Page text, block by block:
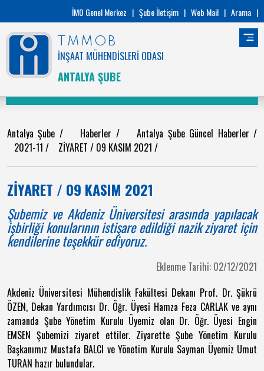
İMO Genel Merkez | Şube İletişim | Web Mail | Arama |
TMMOB
İNŞAAT MÜHENDİSLERİ ODASI
ANTALYA ŞUBE
Antalya Şube / Haberler /Antalya Şube Güncel Haberler/
2021-11 / ZİYARET / 09 KASIM 2021 /
ZİYARET / 09 KASIM 2021
Şubemiz ve Akdeniz Üniversitesi arasında yapılacak
işbirliği konularının istişare edildiği nazik ziyaret için
kendilerine teşekkür ediyoruz.
Eklenme Tarihi: 02/12/2021
Akdeniz Üniversitesi Mühendislik Fakültesi Dekanı Prof. Dr. Şükrü
ÖZEN, Dekan Yardımcısı Dr. Öğr. Üyesi Hamza Feza CARLAK ve aynı
zamanda Şube Yönetim Kurulu Üyemiz olan Dr. Öğr. Üyesi Engin
EMSEN Şubemizi ziyaret ettiler. Ziyarette Şube Yönetim Kurulu
Başkanımız Mustafa BALCI ve Yönetim Kurulu Sayman Üyemiz Umut
TURAN hazır bulundular.